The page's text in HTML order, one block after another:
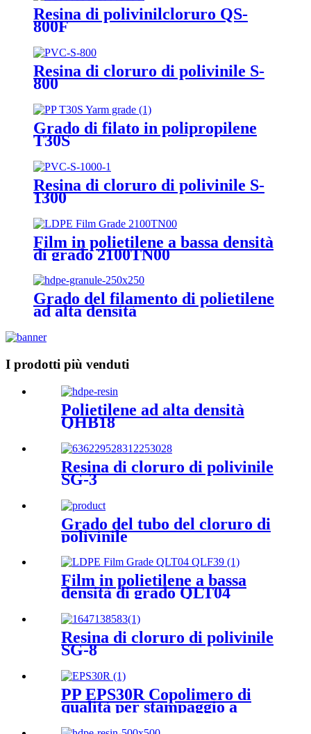
Resina di polivinilcloruro QS-
800F
Resina di cloruro di polivinile S-
800
Grado di filato in polipropilene
T30S
Resina di cloruro di polivinile S-
1300
Film in polietilene a bassa densità
di grado 2100TN00
Grado del filamento di polietilene
ad alta densità
I prodotti più venduti
Polietilene ad alta densità
QHB18
Resina di cloruro di polivinile
SG-3
Grado del tubo del cloruro di
polivinile
Film in polietilene a bassa
densità di grado QLT04
Resina di cloruro di polivinile
SG-8
PP EPS30R Copolimero di
qualità per stampaggio a